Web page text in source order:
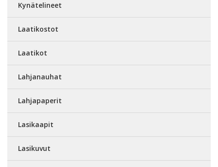
Kynätelineet
Laatikostot
Laatikot
Lahjanauhat
Lahjapaperit
Lasikaapit
Lasikuvut